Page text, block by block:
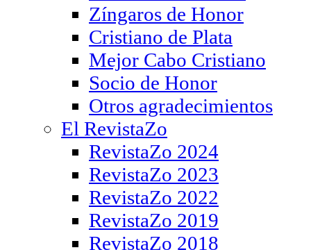
Zíngaros de Honor
Cristiano de Plata
Mejor Cabo Cristiano
Socio de Honor
Otros agradecimientos
El RevistaZo
RevistaZo 2024
RevistaZo 2023
RevistaZo 2022
RevistaZo 2019
RevistaZo 2018